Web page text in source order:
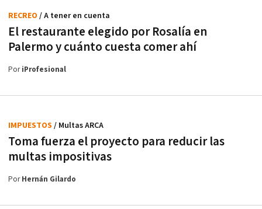
El restaurante elegido por Rosalía en
Palermo y cuánto cuesta comer ahí
RECREO / A tener en cuenta
PoriProfesional
Toma fuerza el proyecto para reducir las
multas impositivas
IMPUESTOS / Multas ARCA
PorHernán Gilardo